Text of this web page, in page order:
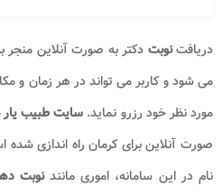
دریافتنوبت دکتر به صورت آنلاین
می شود و کاربر می تواند در هر زمان و
مورد نظر خود رزرو نماید. سایت طبیب یار 24
صورت آنلاین برای کرمان راه اندازی
نام در این سامانه، اموری مانندنوبت